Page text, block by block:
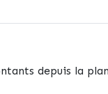
depuis la